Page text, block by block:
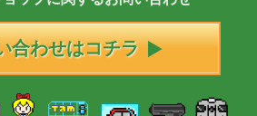
合わせはコチラ